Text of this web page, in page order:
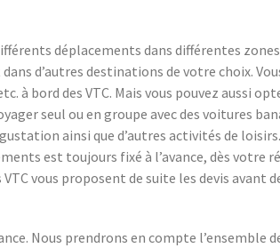
déplacements dans différentes
d’autres destinations de votre choix.
bord des VTC. Mais vous pouvez aussi
seul ou en groupe avec des voitures
ainsi que d’autres activités de
est toujours fixé à l’avance, dès votre
vous proposent de suite les devis avant
Nous prendrons en compte l’ensemble